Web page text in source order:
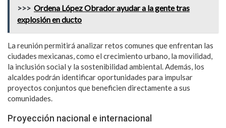
>>> Ordena López Obrador ayudar a la gente tras
explosión en ducto
La reunión permitirá analizar retos comunes que enfrentan las
ciudades mexicanas, como el crecimiento urbano, la movilidad,
la inclusión social y la sostenibilidad ambiental. Además, los
alcaldes podrán identificar oportunidades para impulsar
proyectos conjuntos que beneficien directamente a sus
comunidades.
Proyección nacional e internacional